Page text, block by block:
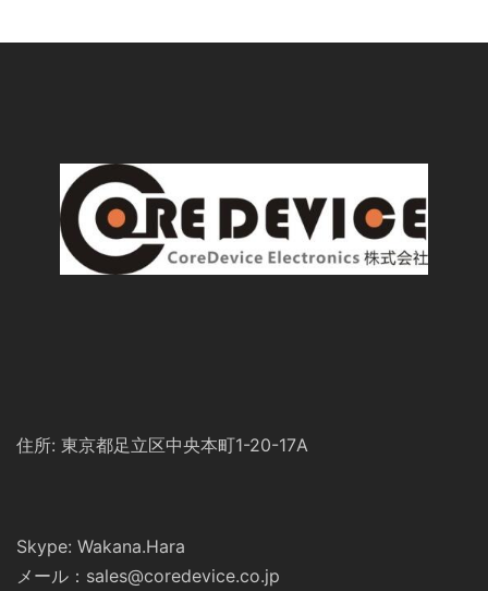
住所: 東京都足立区中央本町1-20-17A
Skype: Wakana.Hara
メール：sales@coredevice.co.jp